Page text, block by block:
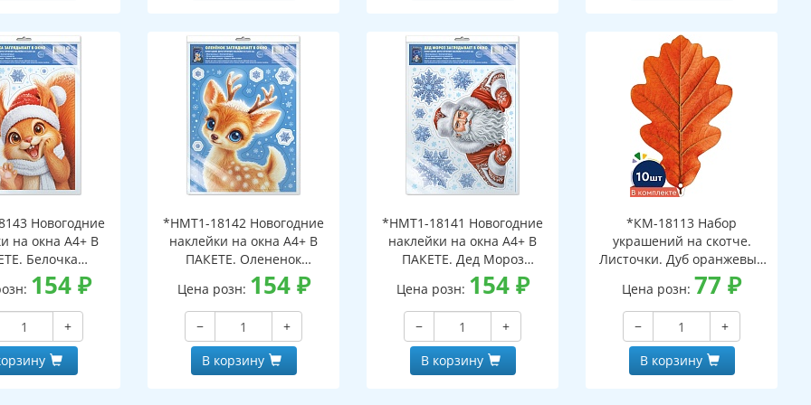
Новогодние
на окна А4+ В
Белочка
в окно (видны
сторон,
в
упаковке,
и клеевым
154₽
+
*НМТ1-18142 Новогодние
наклейки на окна А4+ В
ПАКЕТЕ. Олененок
заглядывает в окно (видны
с обеих сторон,
многоразовые, в
индивидуальной упаковке,
с европодвесом и клеевым
клапаном)
Цена розн: 154₽
−
+
В корзину
*НМТ1-18141 Новогодние
наклейки на окна А4+ В
ПАКЕТЕ. Дед Мороз
заглядывает в окно (видны
с обеих сторон,
многоразовые, в
индивидуальной упаковке,
с европодвесом и клеевым
клапаном)
Цена розн: 154₽
−
+
В корзину
*КМ-18113 Набор
украшений на скотче.
Листочки. Дуб оранжевый
(10 шт. в наборе,
двухсторонняя, ВД-лак)
Цена розн: 77₽
−
+
В корзину